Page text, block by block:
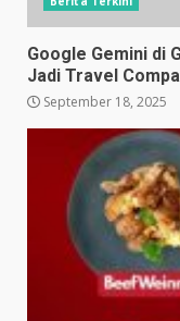
Google Gemini di
Jadi Travel
September 18, 2025